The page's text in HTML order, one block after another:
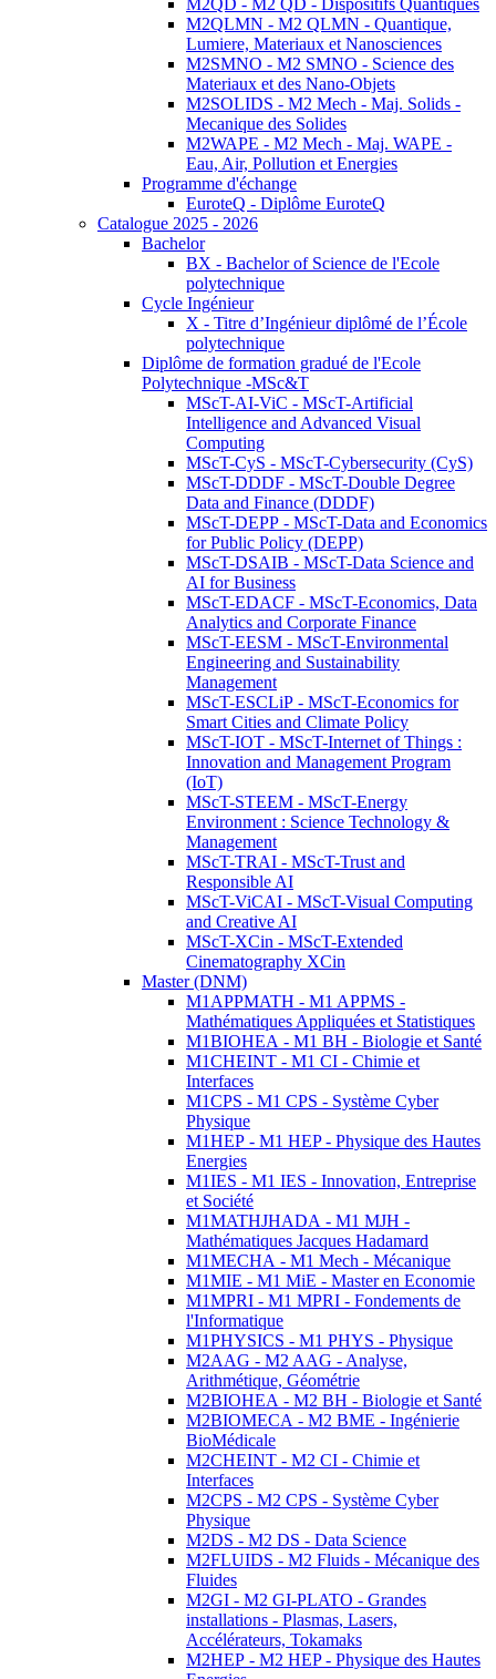
M2QD - M2 QD - Dispositifs Quantiques
M2QLMN - M2 QLMN - Quantique,
Lumiere, Materiaux et Nanosciences
M2SMNO - M2 SMNO - Science des
Materiaux et des Nano-Objets
M2SOLIDS - M2 Mech - Maj. Solids -
Mecanique des Solides
M2WAPE - M2 Mech - Maj. WAPE -
Eau, Air, Pollution et Energies
Programme d'échange
EuroteQ - Diplôme EuroteQ
Catalogue 2025 - 2026
Bachelor
BX - Bachelor of Science de l'Ecole
polytechnique
Cycle Ingénieur
X - Titre d’Ingénieur diplômé de l’École
polytechnique
Diplôme de formation gradué de l'Ecole
Polytechnique -MSc&T
MScT-AI-ViC - MScT-Artificial
Intelligence and Advanced Visual
Computing
MScT-CyS - MScT-Cybersecurity (CyS)
MScT-DDDF - MScT-Double Degree
Data and Finance (DDDF)
MScT-DEPP - MScT-Data and Economics
for Public Policy (DEPP)
MScT-DSAIB - MScT-Data Science and
AI for Business
MScT-EDACF - MScT-Economics, Data
Analytics and Corporate Finance
MScT-EESM - MScT-Environmental
Engineering and Sustainability
Management
MScT-ESCLiP - MScT-Economics for
Smart Cities and Climate Policy
MScT-IOT - MScT-Internet of Things :
Innovation and Management Program
(IoT)
MScT-STEEM - MScT-Energy
Environment : Science Technology &
Management
MScT-TRAI - MScT-Trust and
Responsible AI
MScT-ViCAI - MScT-Visual Computing
and Creative AI
MScT-XCin - MScT-Extended
Cinematography XCin
Master (DNM)
M1APPMATH - M1 APPMS -
Mathématiques Appliquées et Statistiques
M1BIOHEA - M1 BH - Biologie et Santé
M1CHEINT - M1 CI - Chimie et
Interfaces
M1CPS - M1 CPS - Système Cyber
Physique
M1HEP - M1 HEP - Physique des Hautes
Energies
M1IES - M1 IES - Innovation, Entreprise
et Société
M1MATHJHADA - M1 MJH -
Mathématiques Jacques Hadamard
M1MECHA - M1 Mech - Mécanique
M1MIE - M1 MiE - Master en Economie
M1MPRI - M1 MPRI - Fondements de
l'Informatique
M1PHYSICS - M1 PHYS - Physique
M2AAG - M2 AAG - Analyse,
Arithmétique, Géométrie
M2BIOHEA - M2 BH - Biologie et Santé
M2BIOMECA - M2 BME - Ingénierie
BioMédicale
M2CHEINT - M2 CI - Chimie et
Interfaces
M2CPS - M2 CPS - Système Cyber
Physique
M2DS - M2 DS - Data Science
M2FLUIDS - M2 Fluids - Mécanique des
Fluides
M2GI - M2 GI-PLATO - Grandes
installations - Plasmas, Lasers,
Accélérateurs, Tokamaks
M2HEP - M2 HEP - Physique des Hautes